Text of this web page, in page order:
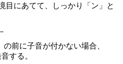
目にあてて、しっかり「ン」と
の前に子音が付かない場合、
する。